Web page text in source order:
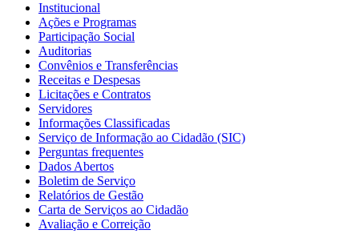
Institucional
Ações e Programas
Participação Social
Auditorias
Convênios e Transferências
Receitas e Despesas
Licitações e Contratos
Servidores
Informações Classificadas
Serviço de Informação ao Cidadão (SIC)
Perguntas frequentes
Dados Abertos
Boletim de Serviço
Relatórios de Gestão
Carta de Serviços ao Cidadão
Avaliação e Correição